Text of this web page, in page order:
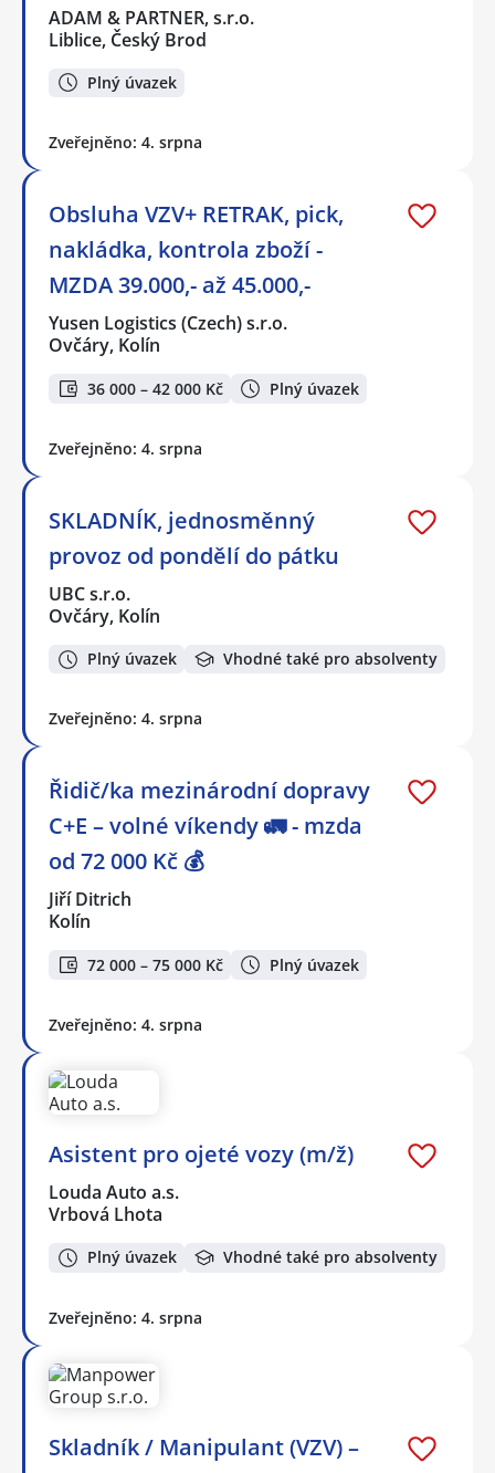
ADAM & PARTNER, s.r.o.
Liblice, Český Brod
Plný úvazek
Zveřejněno: 4. srpna
Obsluha VZV+ RETRAK, pick,
nakládka, kontrola zboží -
MZDA 39.000,- až 45.000,-
Yusen Logistics (Czech) s.r.o.
Ovčáry, Kolín
36 000 – 42 000 Kč Plný úvazek
Zveřejněno: 4. srpna
SKLADNÍK, jednosměnný
provoz od pondělí do pátku
UBC s.r.o.
Ovčáry, Kolín
Plný úvazek Vhodné také pro absolventy
Zveřejněno: 4. srpna
Řidič/ka mezinárodní dopravy
C+E – volné víkendy 🚛 - mzda
od 72 000 Kč 💰
Jiří Ditrich
Kolín
72 000 – 75 000 Kč Plný úvazek
Zveřejněno: 4. srpna
Asistent pro ojeté vozy (m/ž)
Louda Auto a.s.
Vrbová Lhota
Plný úvazek Vhodné také pro absolventy
Zveřejněno: 4. srpna
Skladník / Manipulant (VZV) –